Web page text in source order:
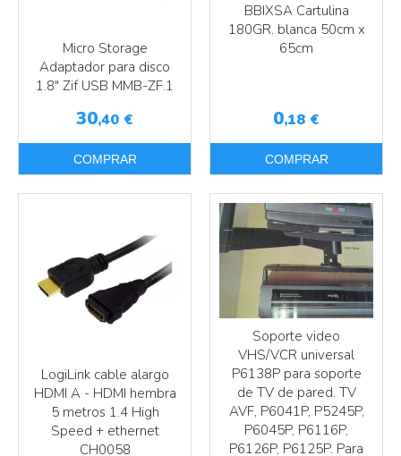
Micro Storage
Adaptador para disco
1.8" Zif USB MMB-ZF.1
30,40 €
COMPRAR
BBIXSA Cartulina
180GR. blanca 50cm x
65cm
0,18 €
COMPRAR
LogiLink cable alargo
HDMI A - HDMI hembra
5 metros 1.4 High
Speed + ethernet
CH0058
Soporte video
VHS/VCR universal
P6138P para soporte
de TV de pared. TV
AVF, P6041P, P5245P,
P6045P, P6116P,
P6126P, P6125P. Para
Más info